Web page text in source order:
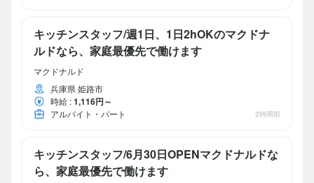
キッチンスタッフ/週1日、1日2hOKのマクドナ
ルドなら、家庭最優先で働けます
マクドナルド
兵庫県 姫路市
時給 :1,116円～
アルバイト・パート 2時間前
キッチンスタッフ/6月30日OPENマクドナルドな
ら、家庭最優先で働けます